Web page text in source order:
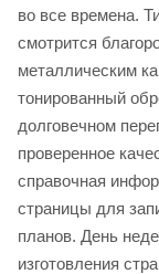
во все времена.
смотрится
металлическим
тонированный
долговечном
проверенное
справочная
страницы для
планов. День
изготовления